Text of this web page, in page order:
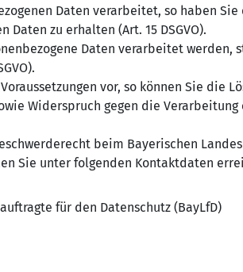
Daten verarbeitet, so haben
Daten zu erhalten (Art. 15 DSGVO).
Daten verarbeitet werden,
vor, so können Sie die
Widerspruch gegen die Verarbeitung
beim Bayerischen
Sie unter folgenden Kontaktdaten
für den Datenschutz (BayLfD)